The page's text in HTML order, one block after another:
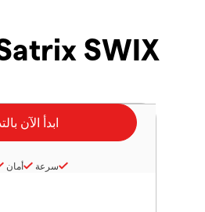
SWIX
سرعة أمان